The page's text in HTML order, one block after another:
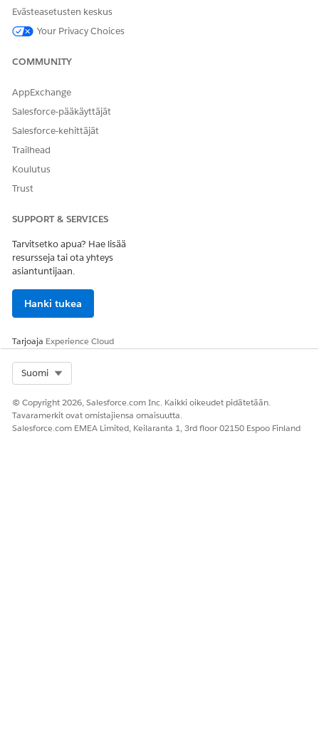
tarkastamisen jälkeen Lähetä.
Laadun arviointi -komponentti näyttää välittömästi lopullisen
RATKAISIKO TÄMÄ ARTIKKELI ONGELMASI?
Anna palautetta, jotta voimme kehittyä!
Evästeasetusten keskus
Your Privacy Choices
COMMUNITY
AppExchange
Salesforce-pääkäyttäjät
Salesforce-kehittäjät
Trailhead
Koulutus
Trust
SUPPORT & SERVICES
Tarvitsetko apua? Hae lisää
resursseja tai ota yhteys
asiantuntijaan.
Hanki tukea
Tarjoaja Experience Cloud
Suomi
© Copyright 2026, Salesforce.com Inc. Kaikki oikeudet pidätetään.
Tavaramerkit ovat omistajiensa omaisuutta.
Salesforce.com EMEA Limited, Keilaranta 1, 3rd floor 02150 Espoo Finland